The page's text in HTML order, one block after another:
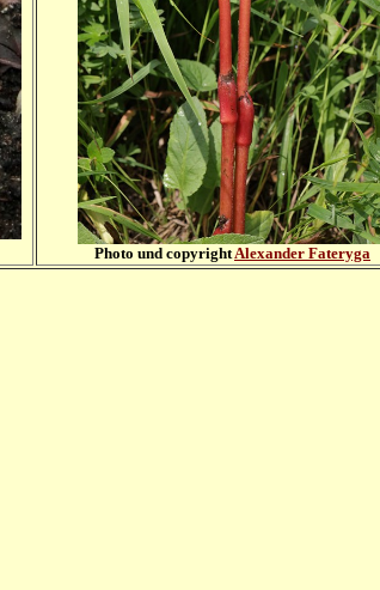
Photo und copyrightAlexander Fateryga